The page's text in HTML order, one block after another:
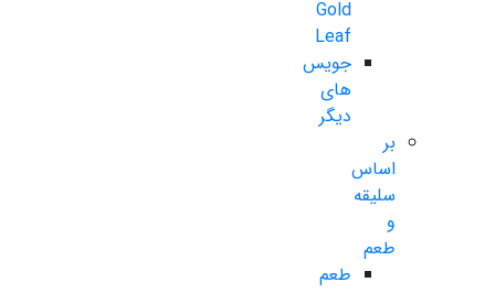
Gold
Leaf
جویس
های
دیگر
بر
اساس
سلیقه
و
طعم
طعم